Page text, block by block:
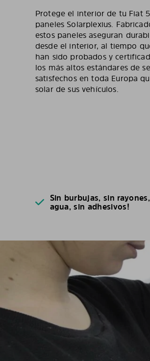
Protege el interior de tu Fiat
paneles Solarplexius.
estos paneles aseguran
desde el interior, al tiempo
han sido probados y
los más altos estándares de
satisfechos en toda Europa
solar de sus vehículos.
Sin burbujas, sin
agua, sin adhesivos!